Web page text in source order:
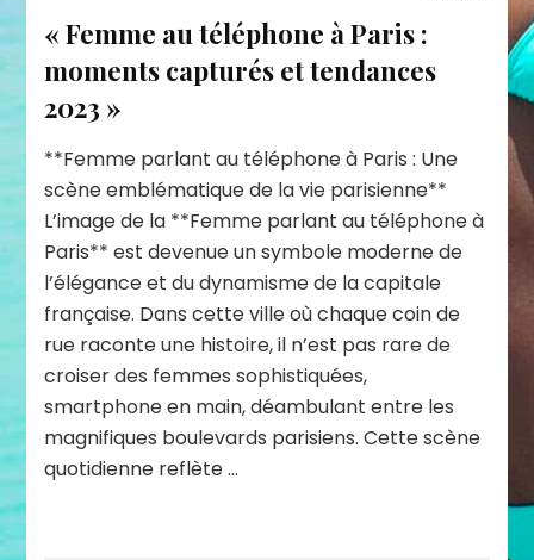
« Femme au téléphone à Paris :
moments capturés et tendances
2023 »
**Femme parlant au téléphone à Paris : Une
scène emblématique de la vie parisienne**
L’image de la **Femme parlant au téléphone à
Paris** est devenue un symbole moderne de
l’élégance et du dynamisme de la capitale
française. Dans cette ville où chaque coin de
rue raconte une histoire, il n’est pas rare de
croiser des femmes sophistiquées,
smartphone en main, déambulant entre les
magnifiques boulevards parisiens. Cette scène
quotidienne reflète …